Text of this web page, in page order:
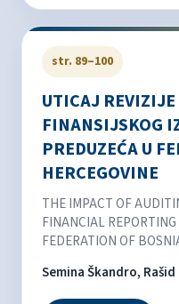
str. 89–100
UTICAJ
FINANSIJSKOG
PREDUZEĆA U
HERCEGOVINE
THE IMPACT OF
FINANCIAL
FEDERATION OF
Semina Škandro,